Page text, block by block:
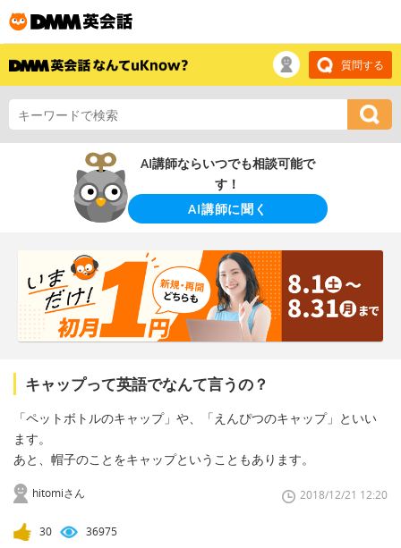
質問する
AI講師ならいつでも相談可能で
す！
AI講師に聞く
キャップって英語でなんて言うの？
「ペットボトルのキャップ」や、「えんぴつのキャップ」といい
ます。
あと、帽子のことをキャップということもあります。
hitomiさん 2018/12/21 12:20
30 36975